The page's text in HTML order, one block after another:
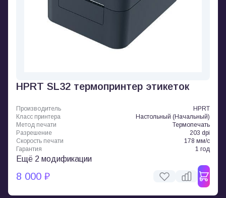
HPRT SL32 термопринтер этикеток
Производитель
HPRT
Класс принтера
Настольный (Начальный)
Метод печати
Термопечать
Разрешение
203 dpi
Скорость печати
178 мм/с
Гарантия
1 год
Ещё 2 модификации
8 000 ₽